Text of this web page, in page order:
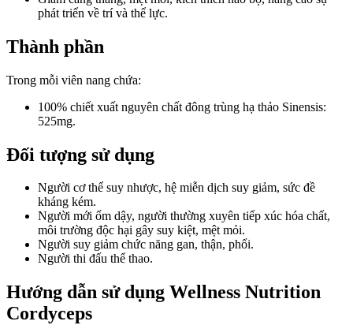
phát triển về trí và thể lực.
Thành phần
Trong mỗi viên nang chứa:
100% chiết xuất nguyên chất đông trùng hạ thảo Sinensis:
525mg.
Đối tượng sử dụng
Người cơ thể suy nhược, hệ miễn dịch suy giảm, sức đề
kháng kém.
Người mới ốm dậy, người thường xuyên tiếp xúc hóa chất,
môi trường độc hại gây suy kiệt, mệt mỏi.
Người suy giảm chức năng gan, thận, phổi.
Người thi đấu thể thao.
Hướng dẫn sử dụng Wellness Nutrition
Cordyceps